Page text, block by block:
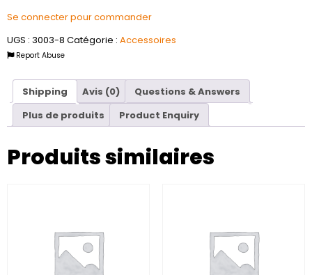
Se connecter pour commander
UGS : 3003-8 Catégorie : Accessoires
Report Abuse
Shipping Avis (0)
Questions & Answers
Plus de produits
Product Enquiry
Produits similaires